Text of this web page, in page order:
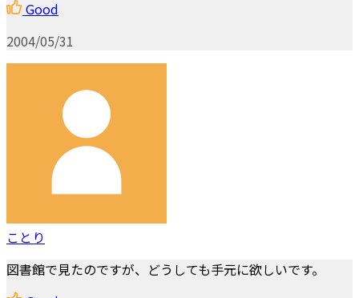
Good
2004/05/31
ことり
図書館で見たのですが、どうしても手元に欲しいです。